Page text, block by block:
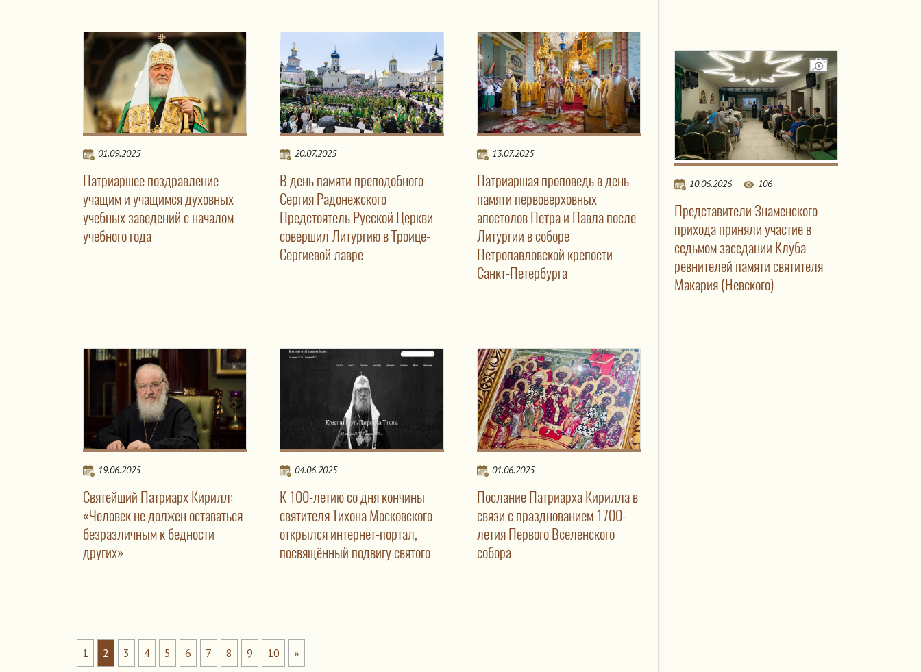
01.09.2025
Патриаршее поздравление
учащим и учащимся духовных
учебных заведений с началом
учебного года
20.07.2025
В день памяти преподобного
Сергия Радонежского
Предстоятель Русской Церкви
совершил Литургию в Троице-
Сергиевой лавре
13.07.2025
Патриаршая проповедь в день
памяти первоверховных
апостолов Петра и Павла после
Литургии в соборе
Петропавловской крепости
Санкт-Петербурга
19.06.2025
Святейший Патриарх Кирилл:
«Человек не должен оставаться
безразличным к бедности
других»
04.06.2025
К 100-летию со дня кончины
святителя Тихона Московского
открылся интернет-портал,
посвящённый подвигу святого
01.06.2025
Послание Патриарха Кирилла в
связи с празднованием 1700-
летия Первого Вселенского
собора
1 2 3 4 5 6 7 8 9 10 »
10.06.2026 106
Представители Знаменского
прихода приняли участие в
седьмом заседании Клуба
ревнителей памяти святителя
Макария (Невского)